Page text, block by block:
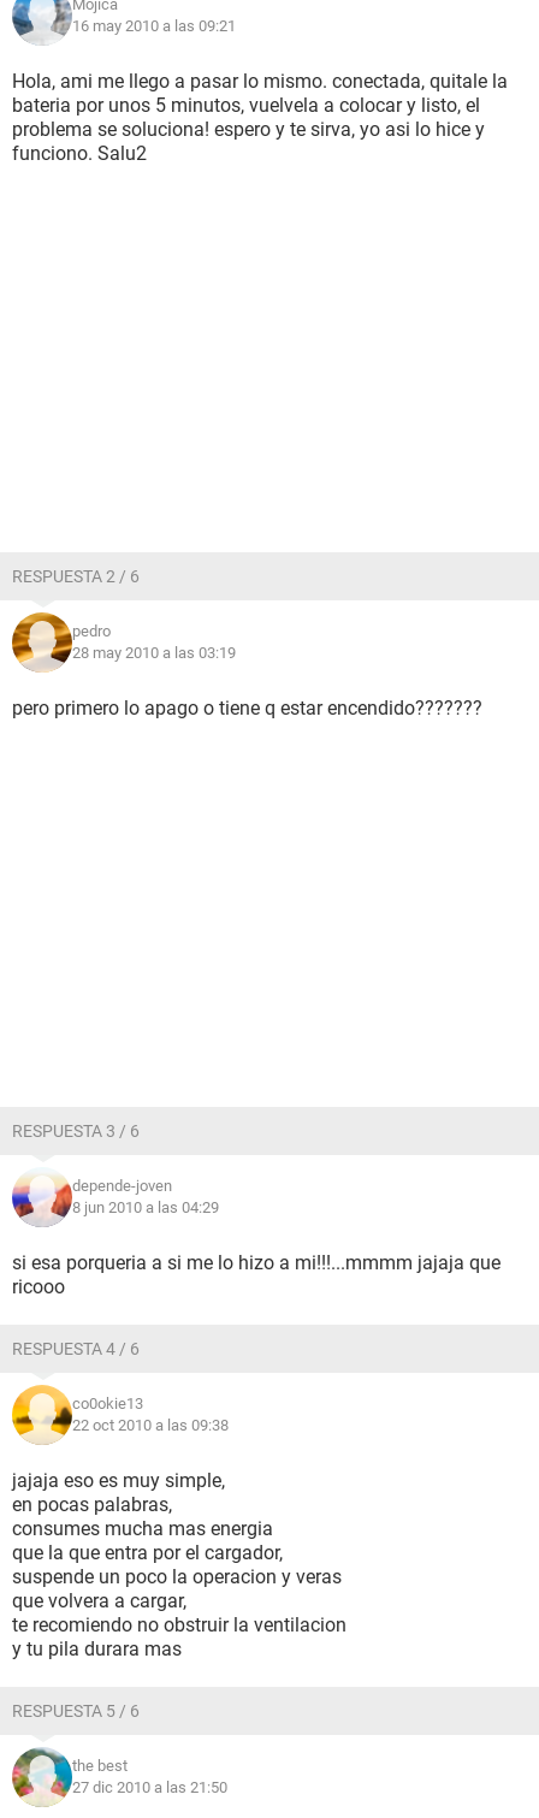
Mojica
16 may 2010 a las 09:21
Hola, ami me llego a pasar lo mismo. conectada, quitale la
bateria por unos 5 minutos, vuelvela a colocar y listo, el
problema se soluciona! espero y te sirva, yo asi lo hice y
funciono. Salu2
RESPUESTA 2 / 6
pedro
28 may 2010 a las 03:19
pero primero lo apago o tiene q estar encendido???????
RESPUESTA 3 / 6
depende-joven
8 jun 2010 a las 04:29
si esa porqueria a si me lo hizo a mi!!!...mmmm jajaja que
ricooo
RESPUESTA 4 / 6
co0okie13
22 oct 2010 a las 09:38
jajaja eso es muy simple,
en pocas palabras,
consumes mucha mas energia
que la que entra por el cargador,
suspende un poco la operacion y veras
que volvera a cargar,
te recomiendo no obstruir la ventilacion
y tu pila durara mas
RESPUESTA 5 / 6
the best
27 dic 2010 a las 21:50